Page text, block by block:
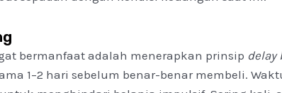
bermanfaat adalah menerapkan prinsip delay
1–2 hari sebelum benar-benar membeli.